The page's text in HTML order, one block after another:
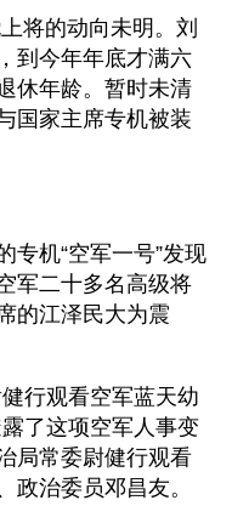
将的动向未明。刘
到今年年底才满六
休年龄。暂时未清
国家主席专机被装
专机“空军一号”发现
军二十多名高级将
的江泽民大为震
行观看空军蓝天幼
了这项空军人事变
局常委尉健行观看
政治委员邓昌友。